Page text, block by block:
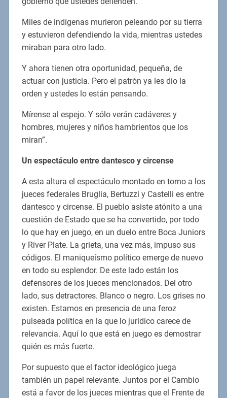
Miles de indígenas murieron peleando por su tierra
y estuvieron defendiendo la vida, mientras ustedes
miraban para otro lado.
Y ahora tienen otra oportunidad, pequeña, de
actuar con justicia. Pero el patrón ya les dio la
orden y ustedes lo están pensando.
Mírense al espejo. Y sólo verán cadáveres y
hombres, mujeres y niños hambrientos que los
miran”.
Un espectáculo entre dantesco y circense
A esta altura el espectáculo montado en torno a los
jueces federales Bruglia, Bertuzzi y Castelli es entre
dantesco y circense. El pueblo asiste atónito a una
cuestión de Estado que se ha convertido, por todo
lo que hay en juego, en un duelo entre Boca Juniors
y River Plate. La grieta, una vez más, impuso sus
códigos. El maniqueísmo político emerge de nuevo
en todo su esplendor. De este lado están los
defensores de los jueces mencionados. Del otro
lado, sus detractores. Blanco o negro. Los grises no
existen. Estamos en presencia de una feroz
pulseada política en la que lo jurídico carece de
relevancia. Aquí lo que está en juego es demostrar
quién es más fuerte.
Por supuesto que el factor ideológico juega
también un papel relevante. Juntos por el Cambio
está a favor de los jueces mientras que el Frente de